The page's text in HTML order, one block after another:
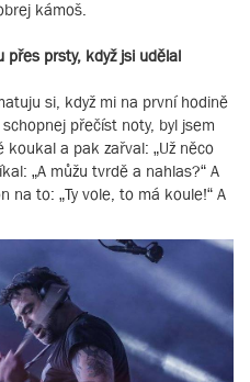
kámoš.
přes prsty, když jsi udělal
si, když mi na první hodině
přečíst noty, byl jsem
a pak zařval: „Už něco
„A můžu tvrdě a nahlas?“ A
na to: „Ty vole, to má koule!“ A